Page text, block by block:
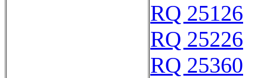
RQ 25126
RQ 25226
RQ 25360